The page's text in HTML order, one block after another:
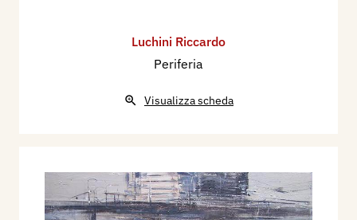
Luchini Riccardo
Periferia
Visualizza scheda